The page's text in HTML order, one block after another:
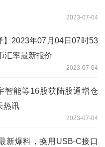
2023-07-04
】2023年07月04日07时53
汇率最新报价
2023-07-04
智能等16股获陆股通增仓
热讯
2023-07-04
新爆料，换用USB-C接口